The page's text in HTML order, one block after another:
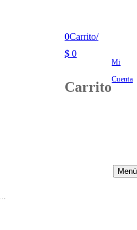
0Carrito/
$ 0
Carrito
Mi
Cuenta
Menú